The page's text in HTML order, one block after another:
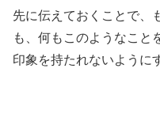
先に伝えておくことで、
も、何もこのようなこと
印象を持たれないように